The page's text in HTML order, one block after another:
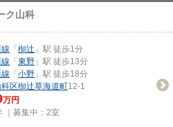
ク山科
「 椥辻 」駅 徒歩1分
「 東野 」駅 徒歩13分
「 小野 」駅 徒歩18分
区椥辻草海道町12-1
万円
｜募集中： 2室